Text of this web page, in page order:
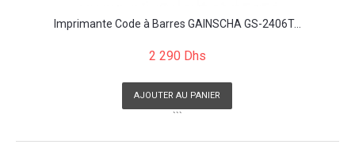
Imprimante Code à Barres GAINSCHA GS-2406T...
2 290 Dhs
AJOUTER AU PANIER
```